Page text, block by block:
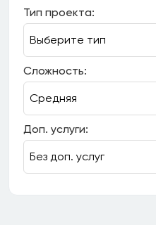
Тип проекта:
Сложность:
Доп. услуги: